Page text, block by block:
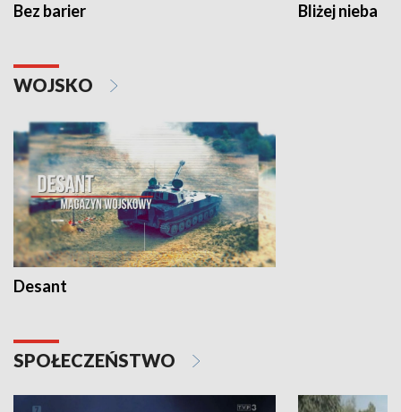
Bez barier Bliżej nieba
WOJSKO
Desant
SPOŁECZEŃSTWO